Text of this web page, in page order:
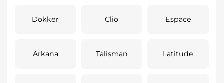
Dokker Clio Espace
Arkana Talisman Latitude